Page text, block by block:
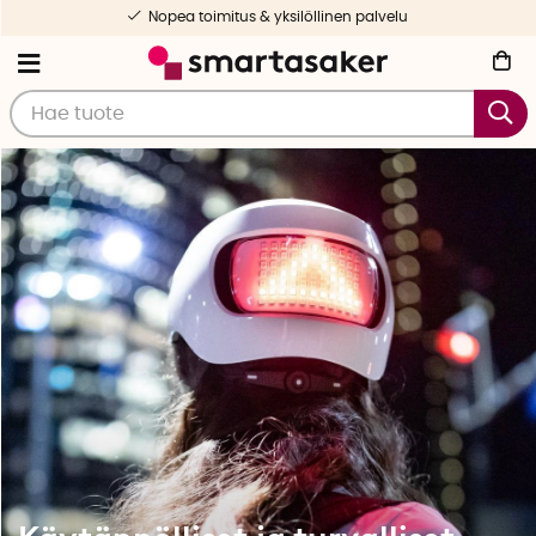
Valikoituja ja testattuja